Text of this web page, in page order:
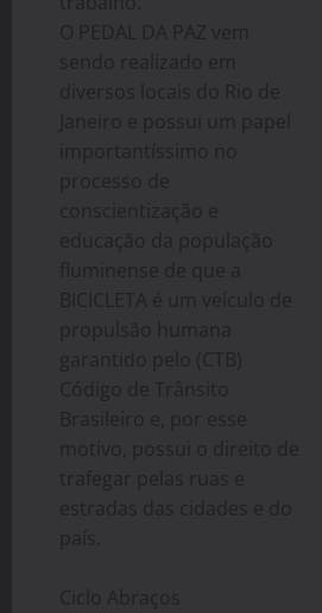
O PEDAL DA PAZ vem
sendo realizado em
diversos locais do Rio de
Janeiro e possui um papel
importantíssimo no
processo de
conscientização e
educação da população
fluminense de que a
BICICLETA é um veículo de
propulsão humana
garantido pelo (CTB)
Código de Trânsito
Brasileiro e, por esse
motivo, possui o direito de
trafegar pelas ruas e
estradas das cidades e do
país.
Ciclo Abraços